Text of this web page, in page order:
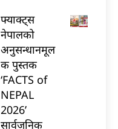
फ्याक्ट्स
नेपालको
अनुसन्धानमूल
क पुस्तक
‘FACTS of
NEPAL
2026’
सार्वजनिक